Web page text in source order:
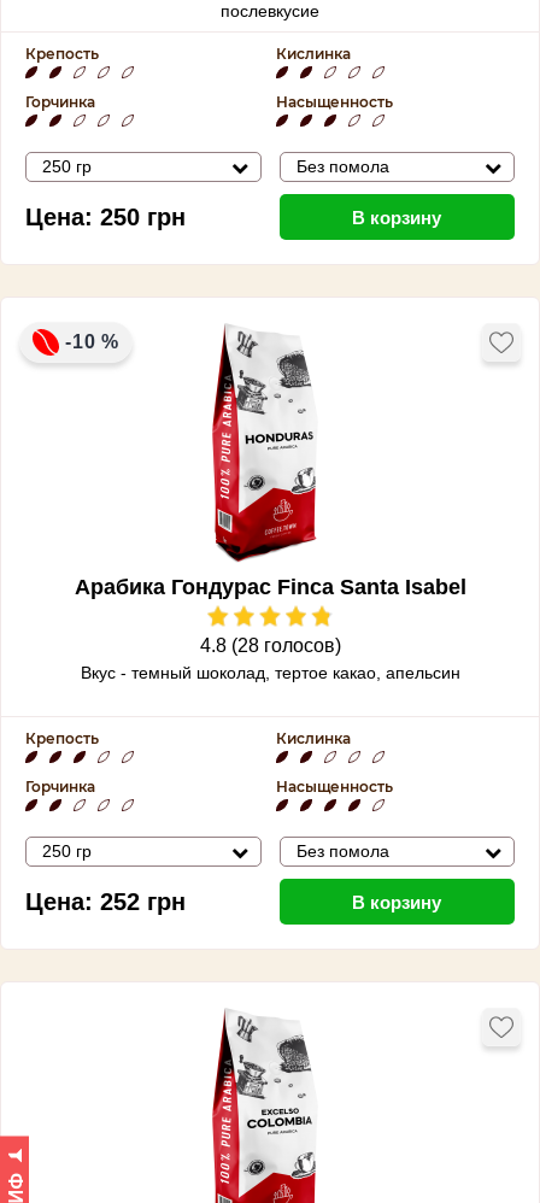
послевкусие
Крепость Кислинка
Горчинка Насыщенность
250 гр Без помола
Цена: 250 грн В корзину
-10 %
Арабика Гондурас Finca Santa Isabel
4.8 (28 голосов)
Вкус - темный шоколад, тертое какао, апельсин
Крепость Кислинка
Горчинка Насыщенность
250 гр Без помола
Цена: 252 грн В корзину